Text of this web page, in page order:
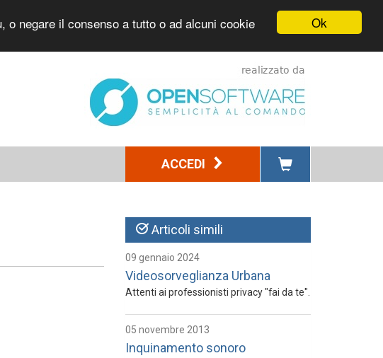
Ok
negare il consenso a tutto o ad alcuni cookie
ACCEDI
Articoli simili
09 gennaio 2024
Videosorveglianza Urbana
Attenti ai professionisti privacy "fai da te".
05 novembre 2013
Inquinamento sonoro